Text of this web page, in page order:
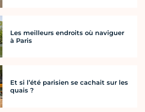
Les meilleurs endroits où naviguer
à Paris
Et si l’été parisien se cachait sur les
quais ?